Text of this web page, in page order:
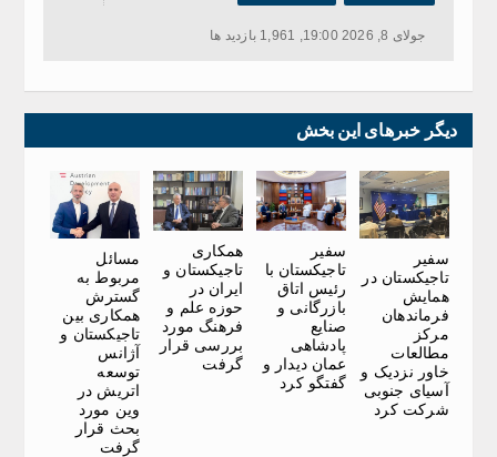
جولای 8, 2026 19:00, 1,961 بازدید ها
دیگر خبرهای این بخش
سفیر
تاجیکستان در
همایش
فرماندهان
مرکز
مطالعات
خاور نزدیک و
آسیای جنوبی
شرکت کرد
سفیر
تاجیکستان با
رئیس اتاق
بازرگانی و
صنایع
پادشاهی
عمان دیدار و
گفتگو کرد
همکاری
تاجیکستان و
ایران در
حوزه علم و
فرهنگ مورد
بررسی قرار
گرفت
مسائل
مربوط به
گسترش
همکاری بین
تاجیکستان و
آژانس
توسعه
اتریش در
وین مورد
بحث قرار
گرفت